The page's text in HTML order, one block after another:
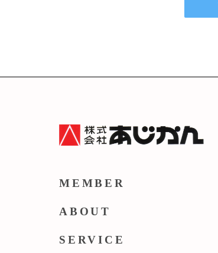
MEMBER
ABOUT
SERVICE